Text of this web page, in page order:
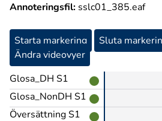
Annoteringsfil: sslc01_385.eaf
Starta markering Sluta
Ändra videovyer
Glosa_DH S1
Glosa_NonDH S1
Översättning S1